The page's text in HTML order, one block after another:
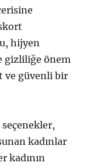
hijyen
gizliliğe önem
ve güvenli bir
kadınlar
kadının